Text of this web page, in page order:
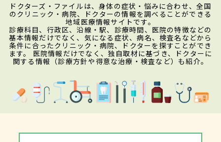
ドクターズ・ファイルは、身体の症状・悩みに合わせ、全国
のクリニック・病院、ドクターの情報を調べることができる
地域医療情報サイトです。
診療科目、行政区、沿線・駅、診療時間、医院の特徴などの
基本情報だけでなく、気になる症状、病名、検査名などから
条件に合ったクリニック・病院、ドクターを探すことができ
ます。 医院情報だけでなく、独自取材に基づき、ドクターに
関する情報（診療方針や得意な治療・検査など）も紹介。